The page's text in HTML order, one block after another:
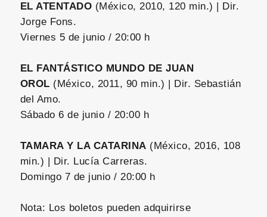
EL ATENTADO (México, 2010, 120 min.) | Dir.
Jorge Fons.
Viernes 5 de junio / 20:00 h
EL FANTÁSTICO MUNDO DE JUAN
OROL (México, 2011, 90 min.) | Dir. Sebastián
del Amo.
Sábado 6 de junio / 20:00 h
TAMARA Y LA CATARINA (México, 2016, 108
min.) | Dir. Lucía Carreras.
Domingo 7 de junio / 20:00 h
Nota: Los boletos pueden adquirirse